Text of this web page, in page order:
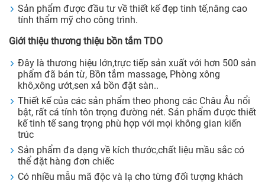
Sản phẩm được đầu tư về thiết kế đẹp tinh tế,nâng cao
tính thẩm mỹ cho công trình.
Giới thiệu thương thiệu bồn tắm TDO
Đây là thương hiệu lớn,trực tiếp sản xuất với hơn 500 sản
phẩm đã bán từ, Bồn tắm massage, Phòng xông
khô,xông ướt,sen xả bồn đặt sàn..
Thiết kế của các sản phẩm theo phong các Châu Âu nổi
bật, rất cá tính tôn trọng đường nét. Sản phẩm được thiết
kế tinh tế sang trọng phù hợp với mọi không gian kiến
trúc
Sản phẩm đa dạng về kích thước,chất liệu mầu sắc có
thể đặt hàng đơn chiếc
Có nhiều mẫu mã độc và lạ cho từng đối tượng khách